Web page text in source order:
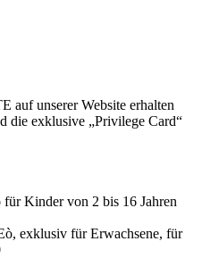
auf unserer Website erhalten
die exklusive „Privilege Card“
Kinder von 2 bis 16 Jahren
exklusiv für Erwachsene, für